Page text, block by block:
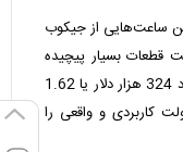
همچنین ساعت‌هایی از جیکوب
قطعات بسیار پیچیده
شهرت دارد، مثل مدل کازینو توربیلون که حدود 324 هزار دلار یا 1.62
کاربردی و واقعی را